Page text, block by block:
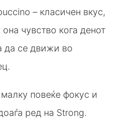
– класичен вкус,
чувство кога денот
да се движи во
повеќе фокус и
ред на Strong.